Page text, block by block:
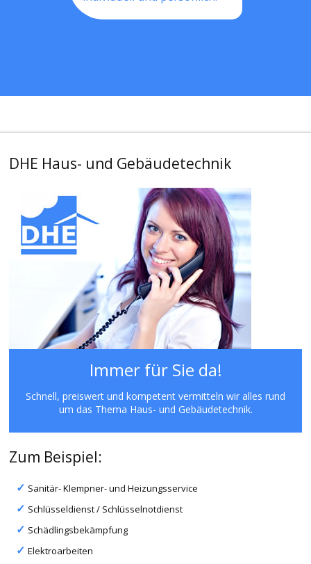
DHE Haus- und Gebäudetechnik
Immer für Sie da!
Schnell, preiswert und kompetent vermitteln wir alles rund
um das Thema Haus- und Gebäudetechnik.
Zum Beispiel:
Sanitär- Klempner- und Heizungsservice
Schlüsseldienst / Schlüsselnotdienst
Schädlingsbekämpfung
Elektroarbeiten